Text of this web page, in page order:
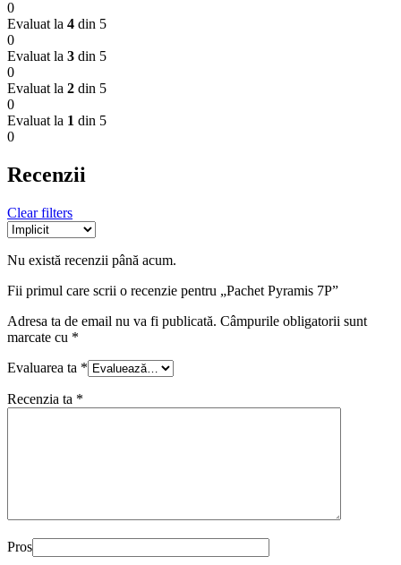
0
Evaluat la 4 din 5
0
Evaluat la 3 din 5
0
Evaluat la 2 din 5
0
Evaluat la 1 din 5
0
Recenzii
Clear filters
Nu există recenzii până acum.
Fii primul care scrii o recenzie pentru „Pachet Pyramis 7P”
Adresa ta de email nu va fi publicată. Câmpurile obligatorii sunt
marcate cu *
Evaluarea ta *
Recenzia ta *
Pros